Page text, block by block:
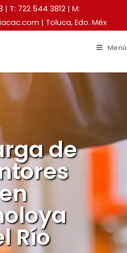
| T: 722 544 3812| M:
| Toluca, Edo. Méx
Menú
de
en
Río